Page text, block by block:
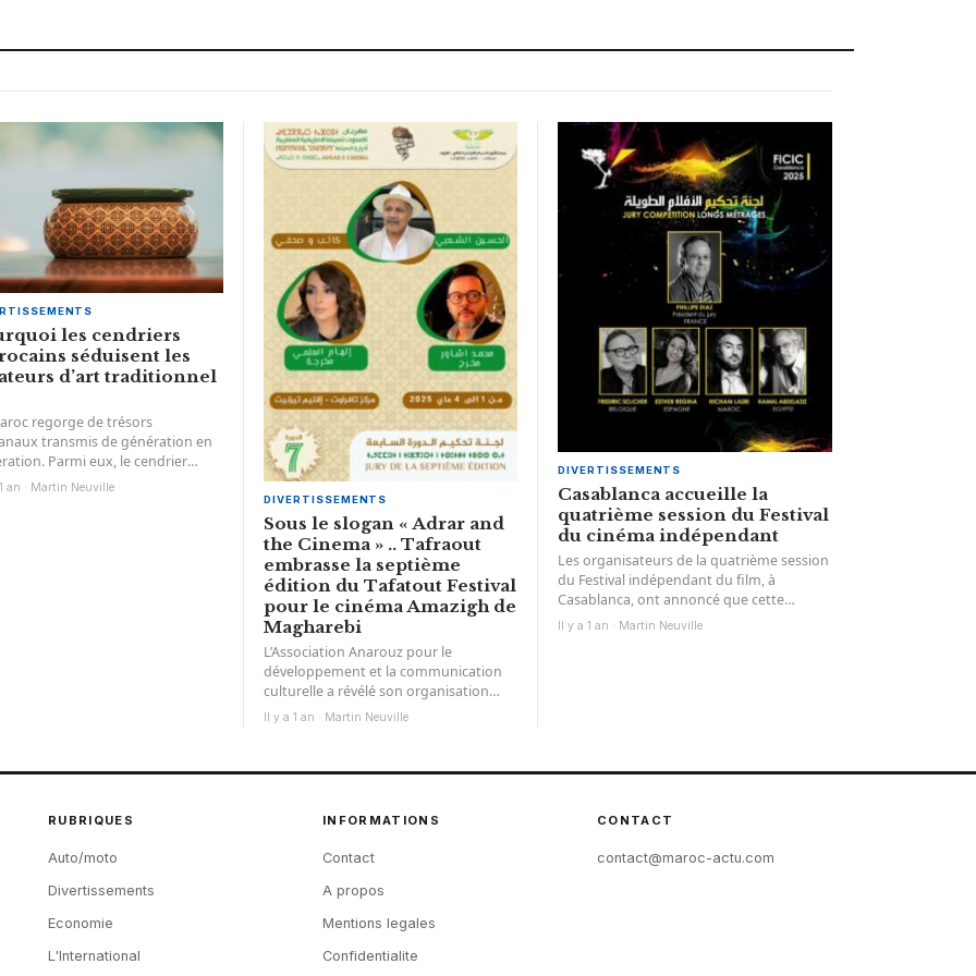
les cendriers
séduisent les
d’art traditionnel
regorge de trésors
transmis de génération en
Parmi eux, le cendrier
attire par son authenticité et
an · Martin Neuville
DIVERTISSEMENTS
Sous le slogan « Adrar and
the Cinema » .. Tafraout
embrasse la septième
édition du Tafatout Festival
pour le cinéma Amazigh de
Magharebi
L’Association Anarouz pour le
développement et la communication
culturelle a révélé son organisation
pour la septième session du Festival de
Il y a 1 an · Martin Neuville
DIVERTISSEMENTS
Casablanca accueille la
quatrième session du Festival
du cinéma indépendant
Les organisateurs de la quatrième session
du Festival indépendant du film, à
Casablanca, ont annoncé que cette
démonstration artistique, organisée par
Il y a 1 an · Martin Neuville
RUBRIQUES
Auto/moto
Divertissements
Economie
L'International
INFORMATIONS
Contact
A propos
Mentions legales
Confidentialite
CONTACT
contact@maroc-actu.com